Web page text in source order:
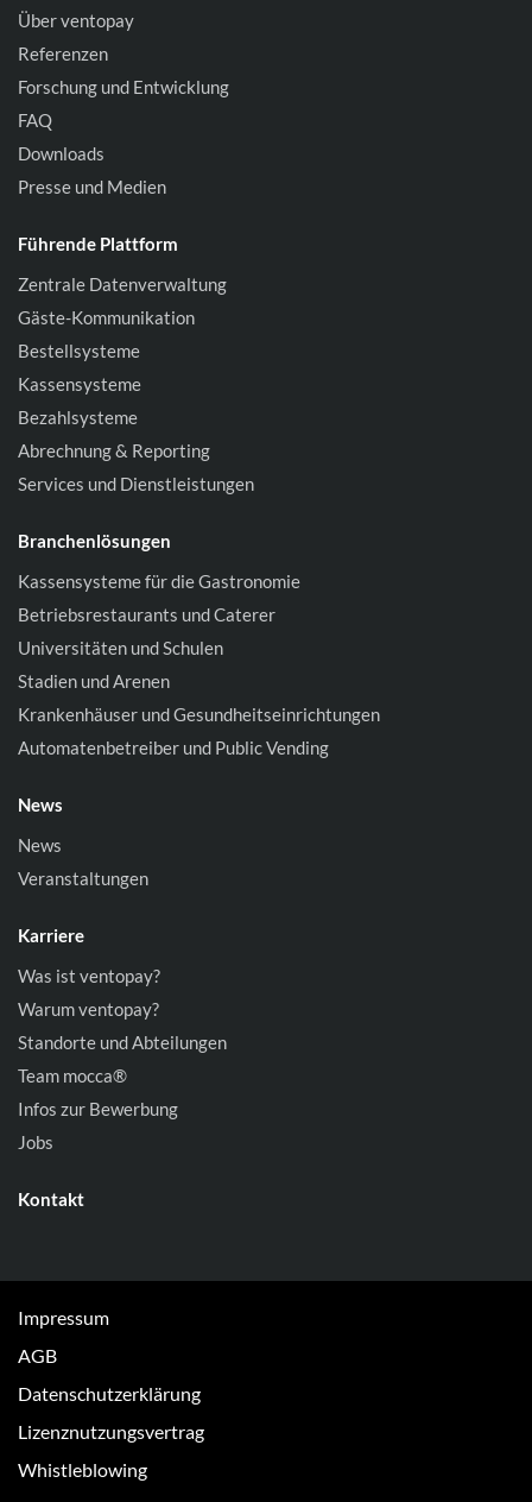
Über ventopay
Referenzen
Forschung und Entwicklung
FAQ
Downloads
Presse und Medien
Führende Plattform
Zentrale Datenverwaltung
Gäste-Kommunikation
Bestellsysteme
Kassensysteme
Bezahlsysteme
Abrechnung & Reporting
Services und Dienstleistungen
Branchenlösungen
Kassensysteme für die Gastronomie
Betriebsrestaurants und Caterer
Universitäten und Schulen
Stadien und Arenen
Krankenhäuser und Gesundheitseinrichtungen
Automatenbetreiber und Public Vending
News
News
Veranstaltungen
Karriere
Was ist ventopay?
Warum ventopay?
Standorte und Abteilungen
Team mocca®
Infos zur Bewerbung
Jobs
Kontakt
Impressum
AGB
Datenschutzerklärung
Lizenznutzungsvertrag
Whistleblowing